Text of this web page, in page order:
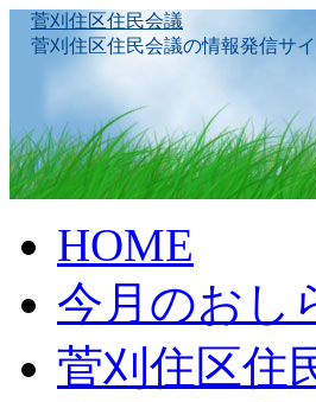
菅刈住区住民会議
菅刈住区住民会議の情報発信サ
to
contentHOME
今月のおし
菅刈住区住